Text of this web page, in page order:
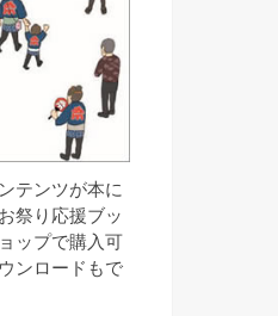
テンツが本に
祭り応援ブッ
ップで購入可
ンロードもで